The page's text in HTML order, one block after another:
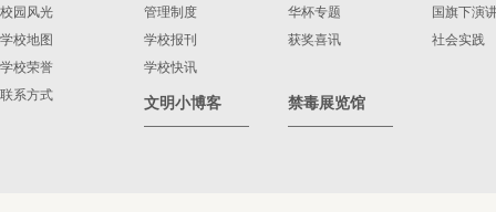
校园风光
学校地图
学校荣誉
联系方式
管理制度
学校报刊
学校快讯
华杯专题
获奖喜讯
国旗下演
社会实践
文明小博客 禁毒展览馆